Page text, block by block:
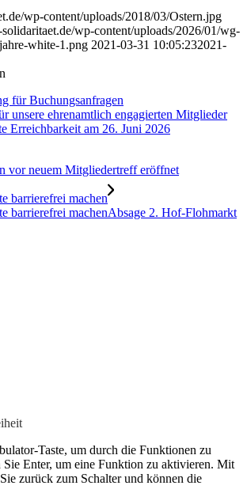
wp-content/uploads/2018/03/Ostern.jpg
wp-content/uploads/2026/01/wg-
white-1.png 2021-03-31 10:05:232021-
für Buchungsanfragen
unsere ehrenamtlich engagierten Mitglieder
Erreichbarkeit am 26. Juni 2026
vor neuem Mitgliedertreff eröffnet
Absage 2. Hof-Flohmarkt
Taste, um durch die Funktionen zu
Enter, um eine Funktion zu aktivieren. Mit
zurück zum Schalter und können die